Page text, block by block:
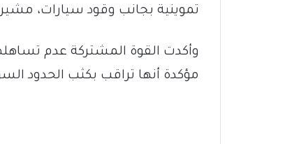
تموينية بجانب وقود سيارات،
وأكدت القوة المشتركة عدم
مؤكدة أنها تراقب بكثب الحدود